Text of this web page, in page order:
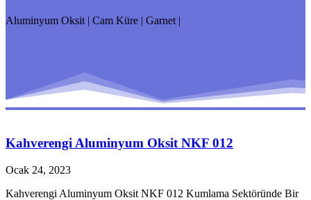
Aluminyum Oksit | Cam Küre | Garnet |
Kahverengi Aluminyum Oksit NKF 012
Ocak 24, 2023
Kahverengi Aluminyum Oksit NKF 012 Kumlama Sektöründe Bir